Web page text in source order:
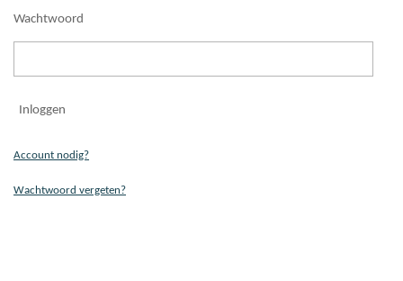
Wachtwoord
Inloggen
Account nodig?
Wachtwoord vergeten?